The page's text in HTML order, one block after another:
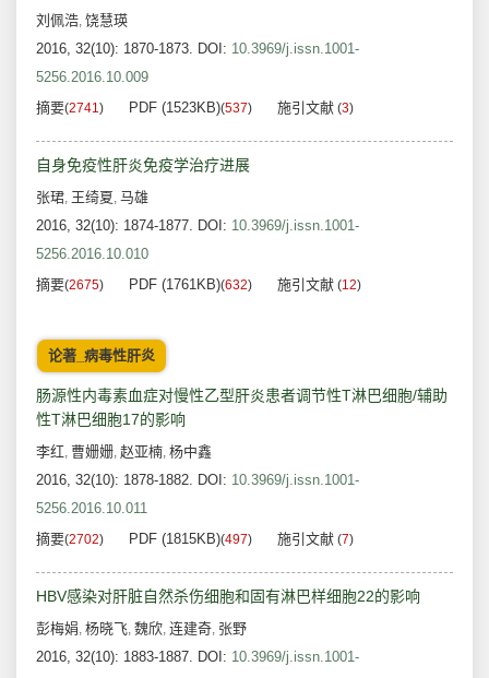
刘佩浩, 饶慧瑛
2016, 32(10): 1870-1873. DOI: 10.3969/j.issn.1001-
5256.2016.10.009
摘要(2741) PDF (1523KB)(537) 施引文献 (3)
自身免疫性肝炎免疫学治疗进展
张珺, 王绮夏, 马雄
2016, 32(10): 1874-1877. DOI: 10.3969/j.issn.1001-
5256.2016.10.010
摘要(2675) PDF (1761KB)(632) 施引文献 (12)
论著_病毒性肝炎
肠源性内毒素血症对慢性乙型肝炎患者调节性T淋巴细胞/辅助
性T淋巴细胞17的影响
李红, 曹姗姗, 赵亚楠, 杨中鑫
2016, 32(10): 1878-1882. DOI: 10.3969/j.issn.1001-
5256.2016.10.011
摘要(2702) PDF (1815KB)(497) 施引文献 (7)
HBV感染对肝脏自然杀伤细胞和固有淋巴样细胞22的影响
彭梅娟, 杨晓飞, 魏欣, 连建奇, 张野
2016, 32(10): 1883-1887. DOI: 10.3969/j.issn.1001-